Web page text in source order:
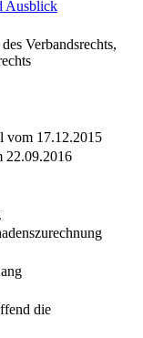
Verbandsrechts,
17.12.2015
die